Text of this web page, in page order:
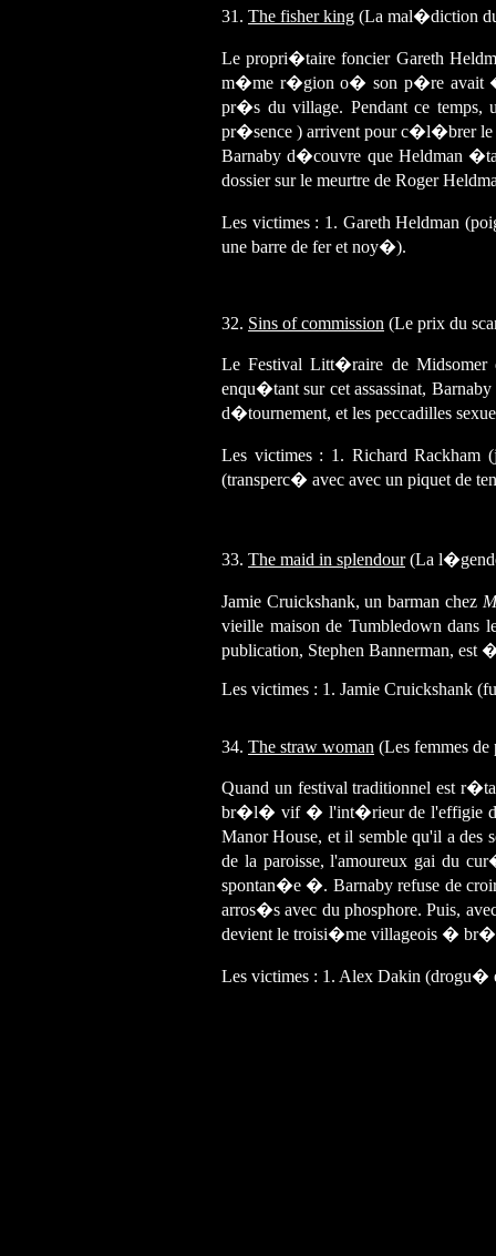
31. The fisher king (La mal�diction
Le propri�taire foncier Gareth
m�me r�gion o� son p�re avait
pr�s du village. Pendant ce temps,
pr�sence ) arrivent pour c�l�brer
Barnaby d�couvre que Heldman
dossier sur le meurtre de Roger
Les victimes : 1. Gareth Heldman
une barre de fer et noy�).
32. Sins of commission (Le prix du
Le Festival Litt�raire de
enqu�tant sur cet assassinat,
d�tournement, et les peccadilles
Les victimes : 1. Richard
(transperc� avec avec un piquet de
33. The maid in splendour(La
Jamie Cruickshank, un barman chez
vieille maison de Tumbledown
publication, Stephen Bannerman,
Les victimes : 1. Jamie Cruickshank
34. The straw woman (Les femmes de
Quand un festival traditionnel est
br�l� vif � l'int�rieur de l'effigie de
Manor House, et il semble qu'il a
de la paroisse, l'amoureux gai du
spontan�e �. Barnaby refuse de
arros�s avec du phosphore. Puis,
devient le troisi�me villageois �
Les victimes : 1. Alex Dakin